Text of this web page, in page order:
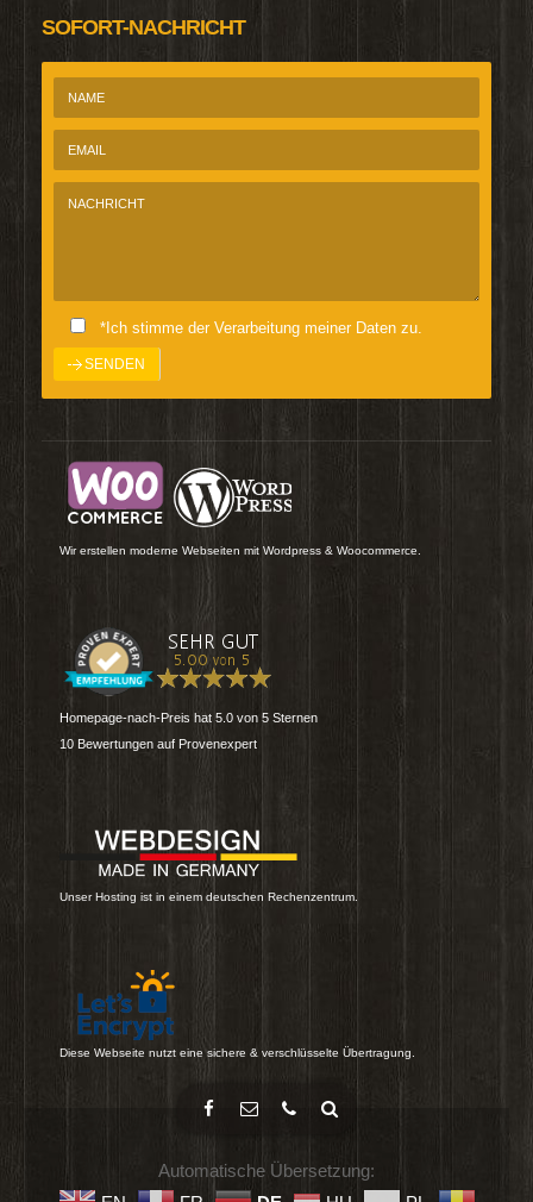
SOFORT-NACHRICHT
*Ich stimme der Verarbeitung meiner Daten zu.
Wir erstellen moderne Webseiten mit Wordpress & Woocommerce.
Homepage-nach-Preis hat 5.0 von 5 Sternen
10 Bewertungen auf Provenexpert
Unser Hosting ist in einem deutschen Rechenzentrum.
Diese Webseite nutzt eine sichere & verschlüsselte Übertragung.
Automatische Übersetzung: